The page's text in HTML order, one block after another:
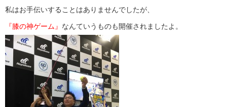
私はお手伝いすることはありませんでしたが、
『膝の神ゲーム』 なんていうものも開催されましたよ。